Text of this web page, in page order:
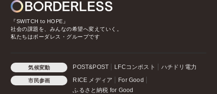
『SWITCH to HOPE』
社会の課題を、みんなの希望へ変えていく。
私たちはボーダレス・グループです
気候変動 POST&POST LFCコンポスト ハチドリ電力
市民参画 RICE メディア
For Good
ふるさと納税 for Good